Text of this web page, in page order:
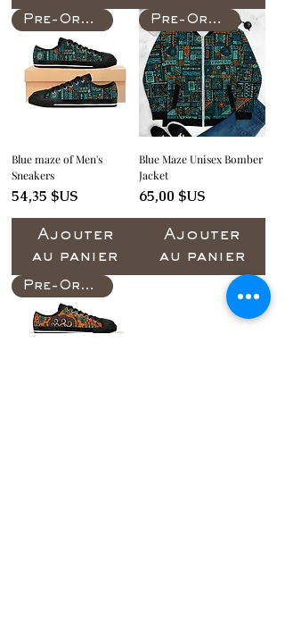
Pre-Order
Blue maze of Men's
Sneakers
Prix
54,35 $US
Ajouter
au panier
Pre-Order
Blue Maze Unisex Bomber
Jacket
Prix
65,00 $US
Ajouter
au panier
Pre-Order